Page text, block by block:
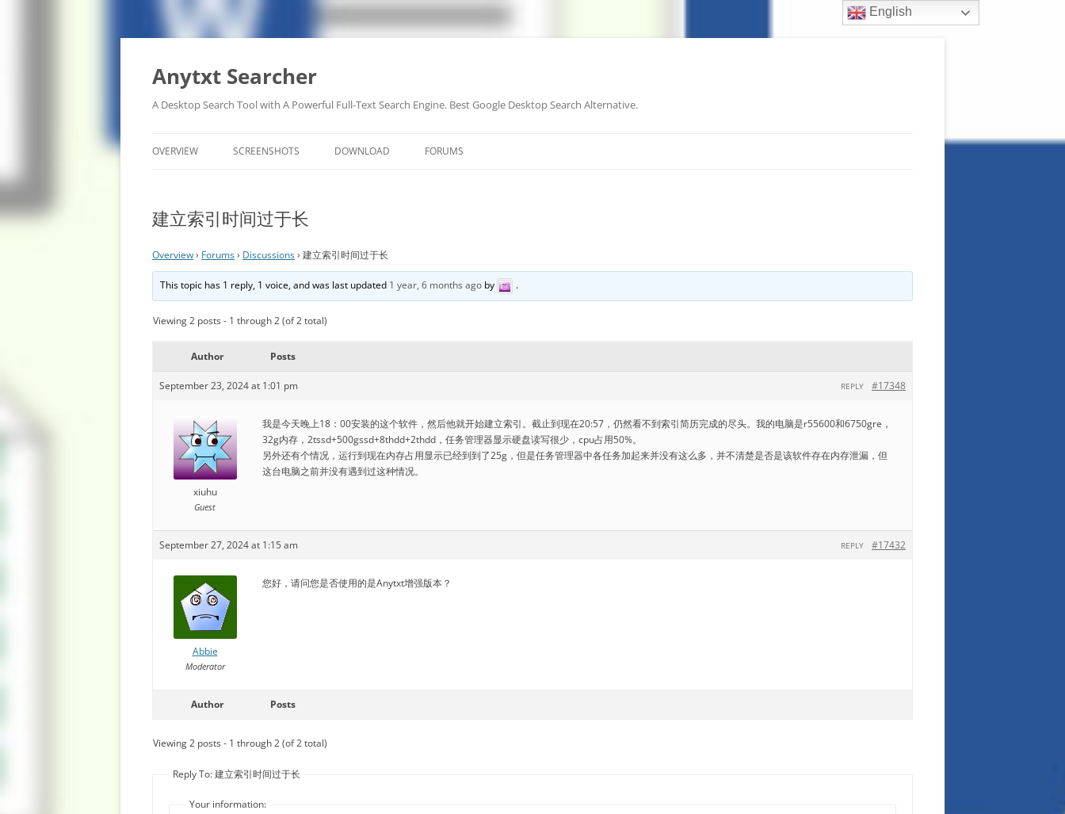
Anytxt Searcher
A Desktop Search Tool with A Powerful Full-Text Search Engine. Best Google Desktop Search Alternative.
OVERVIEW SCREENSHOTS DOWNLOAD FORUMS
建立索引时间过于长
Overview› Forums› Discussions› 建立索引时间过于长
This topic has 1 reply, 1 voice, and was last updated 1 year, 6 months ago by .
Viewing 2 posts - 1 through 2 (of 2 total)
Author Posts
September 23, 2024 at 1:01 pm #17348
REPLY
xiuhu
Guest
我是今天晚上18：00安装的这个软件，然后他就开始建立索引。截止到现在20:57，仍然看不到索引简历完成的尽头。我的电脑是r55600和6750gre，
32g内存，2tssd+500gssd+8thdd+2thdd，任务管理器显示硬盘读写很少，cpu占用50%。
另外还有个情况，运行到现在内存占用显示已经到到了25g，但是任务管理器中各任务加起来并没有这么多，并不清楚是否是该软件存在内存泄漏，但
这台电脑之前并没有遇到过这种情况。
September 27, 2024 at 1:15 am #17432
REPLY
Abbie
Moderator
您好，请问您是否使用的是Anytxt增强版本？
Author Posts
Viewing 2 posts - 1 through 2 (of 2 total)
Reply To: 建立索引时间过于长
Your information:
English